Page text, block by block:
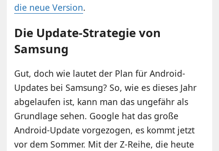
die neue Version.
Die Update-Strategie von
Samsung
Gut, doch wie lautet der Plan für Android-
Updates bei Samsung? So, wie es dieses Jahr
abgelaufen ist, kann man das ungefähr als
Grundlage sehen. Google hat das große
Android-Update vorgezogen, es kommt jetzt
vor dem Sommer. Mit der Z-Reihe, die heute